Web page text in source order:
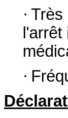
· Très
·